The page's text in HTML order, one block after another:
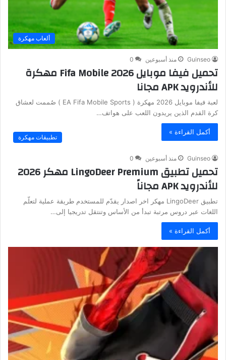
ألعاب مهكرة
Guinseo منذ أسبوعين 0
تحميل فيفا موبايل Fifa Mobile 2026 مهكرة
للأندرويد APK مجانا
لعبة فيفا موبايل 2026 مهكرة ( EA Fifa Mobile Sports ) صُممت لعشاق
كرة القدم الذين يريدون اللعب على هواتف…
أكمل القراءة »
تطبيقات مهكرة
Guinseo منذ أسبوعين 0
تحميل تطبيق LingoDeer Premium مهكر 2026
للأندرويد APK مجاناً
تطبيق LingoDeer مهكر اخر اصدار يقدّم للمستخدم طريقة عملية لتعلّم
اللغات عبر دروس مرتبة تبدأ من الأساس وتنتقل تدريجيا إلى…
أكمل القراءة »